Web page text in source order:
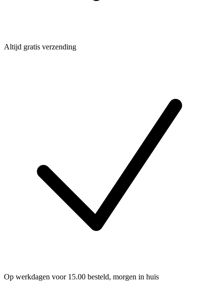
Altijd gratis verzending
Op werkdagen voor 15.00 besteld, morgen in huis